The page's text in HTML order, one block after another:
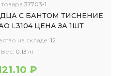
37703-1
С БАНТОМ ТИСНЕНИЕ
L3104 ЦЕНА ЗА 1ШТ
на складе: 12
Вес: 0.13 кг
₽